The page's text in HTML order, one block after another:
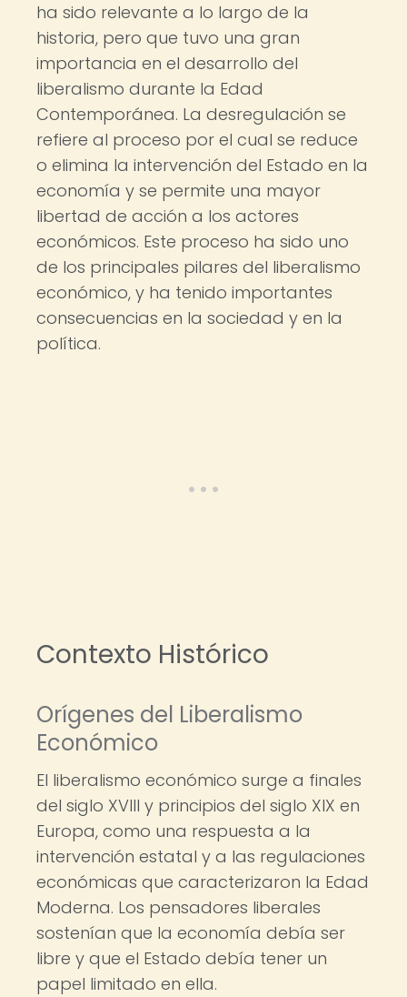
ha sido relevante a lo largo de la
historia, pero que tuvo una gran
importancia en el desarrollo del
liberalismo durante la Edad
Contemporánea. La desregulación se
refiere al proceso por el cual se reduce
o elimina la intervención del Estado en la
economía y se permite una mayor
libertad de acción a los actores
económicos. Este proceso ha sido uno
de los principales pilares del liberalismo
económico, y ha tenido importantes
consecuencias en la sociedad y en la
política.
Contexto Histórico
Orígenes del Liberalismo
Económico
El liberalismo económico surge a finales
del siglo XVIII y principios del siglo XIX en
Europa, como una respuesta a la
intervención estatal y a las regulaciones
económicas que caracterizaron la Edad
Moderna. Los pensadores liberales
sostenían que la economía debía ser
libre y que el Estado debía tener un
papel limitado en ella.